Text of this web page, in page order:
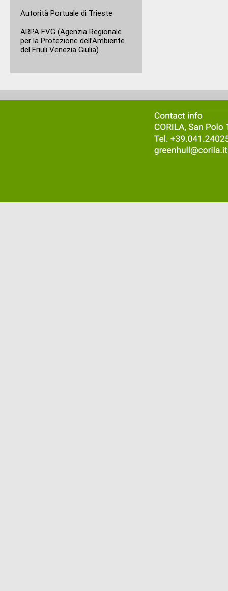
Autorità Portuale di Trieste
ARPA FVG (Agenzia Regionale
per la Protezione dell’Ambiente
del Friuli Venezia Giulia)